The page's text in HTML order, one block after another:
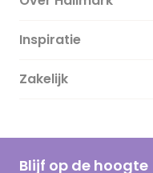
Over ons
Duurzaamheid
Hallmark Kaartclub
Inspiratie
Magazine
Cadeau inspiratie
Kaartinspiratie
Zakelijk
Blijf op de hoogte